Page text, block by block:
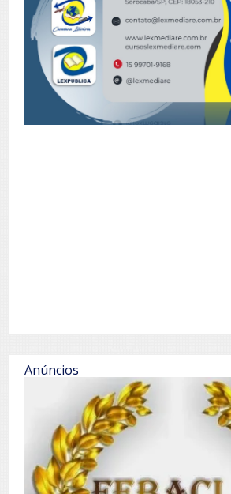
Anúncios